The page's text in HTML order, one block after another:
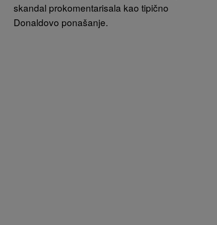
skandal prokomentarisala kao tipično
Donaldovo ponašanje.